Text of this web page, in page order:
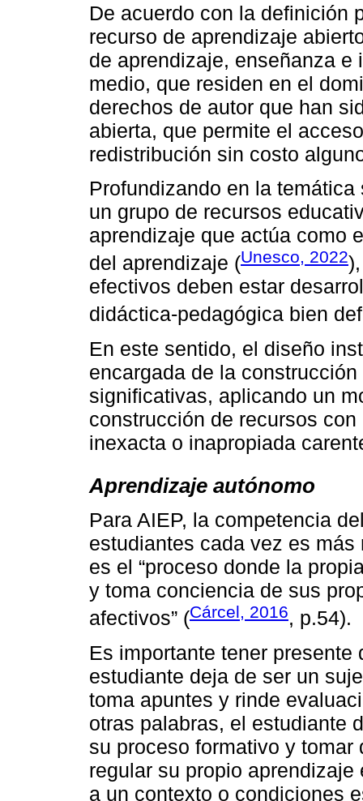
De acuerdo con la definición
recurso de aprendizaje
de aprendizaje, enseñanza
medio, que residen en el
derechos de autor que han
abierta, que permite el
redistribución sin costo
Profundizando en la
un grupo de recursos
aprendizaje que actúa como
del aprendizaje (Unesco, 2022
efectivos deben estar
didáctica-pedagógica bien
En este sentido, el diseño
encargada de la
significativas, aplicando un
construcción de recursos
inexacta o inapropiada
Aprendizaje autónomo
Para AIEP, la competencia
estudiantes cada vez es
es el “proceso donde la
y toma conciencia de sus
afectivos” (Cárcel, 2016, p.54).
Es importante tener
estudiante deja de ser un
toma apuntes y rinde
otras palabras, el estudiante
su proceso formativo y
regular su propio
a un contexto o condiciones